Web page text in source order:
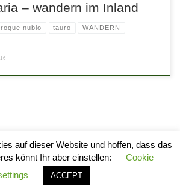
– wandern im Inland
roque nublo tauro WANDERN
– Alle Rechte vorbehalten
mit Customizr Pro
auf dieser Website und hoffen, dass das
könnt Ihr aber einstellen:
Cookie
ACCEPT